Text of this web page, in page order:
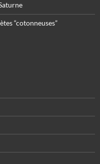
“cotonneuses”